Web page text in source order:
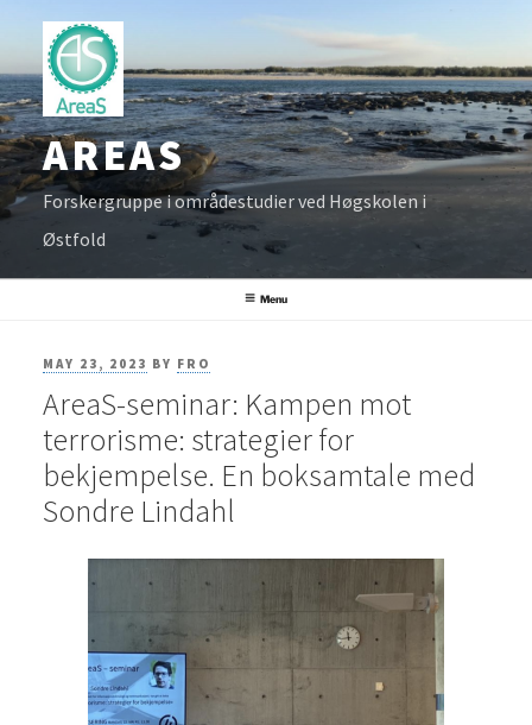
content
AREAS
Forskergruppe i områdestudier ved Høgskolen i
Østfold
Menu
POSTED
ON
MAY 23, 2023 BY FRO
AreaS-seminar: Kampen mot
terrorisme: strategier for
bekjempelse. En boksamtale med
Sondre Lindahl